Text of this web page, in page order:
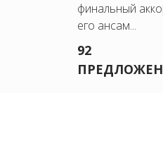
финальный
его ансам...
92